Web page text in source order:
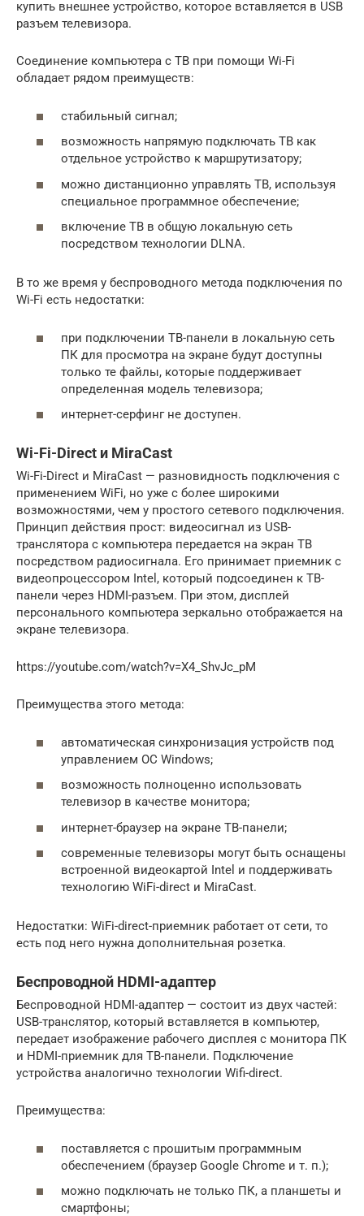
купить внешнее устройство, которое вставляется в USB
разъем телевизора.
Соединение компьютера с ТВ при помощи Wi-Fi
обладает рядом преимуществ:
стабильный сигнал;
возможность напрямую подключать ТВ как
отдельное устройство к маршрутизатору;
можно дистанционно управлять ТВ, используя
специальное программное обеспечение;
включение ТВ в общую локальную сеть
посредством технологии DLNA.
В то же время у беспроводного метода подключения по
Wi-Fi есть недостатки:
при подключении ТВ-панели в локальную сеть
ПК для просмотра на экране будут доступны
только те файлы, которые поддерживает
определенная модель телевизора;
интернет-серфинг не доступен.
Wi-Fi-Direct и MiraCast
Wi-Fi-Direct и MiraCast — разновидность подключения с
применением WiFi, но уже с более широкими
возможностями, чем у простого сетевого подключения.
Принцип действия прост: видеосигнал из USB-
транслятора с компьютера передается на экран ТВ
посредством радиосигнала. Его принимает приемник с
видеопроцессором Intel, который подсоединен к ТВ-
панели через HDMI-разъем. При этом, дисплей
персонального компьютера зеркально отображается на
экране телевизора.
https://youtube.com/watch?v=X4_ShvJc_pM
Преимущества этого метода:
автоматическая синхронизация устройств под
управлением ОС Windows;
возможность полноценно использовать
телевизор в качестве монитора;
интернет-браузер на экране ТВ-панели;
современные телевизоры могут быть оснащены
встроенной видеокартой Intel и поддерживать
технологию WiFi-direct и MiraCast.
Недостатки: WiFi-direct-приемник работает от сети, то
есть под него нужна дополнительная розетка.
Беспроводной HDMI-адаптер
Беспроводной HDMI-адаптер — состоит из двух частей:
USB-транслятор, который вставляется в компьютер,
передает изображение рабочего дисплея с монитора ПК
и HDMI-приемник для ТВ-панели. Подключение
устройства аналогично технологии Wifi-direct.
Преимущества:
поставляется с прошитым программным
обеспечением (браузер Google Chrome и т. п.);
можно подключать не только ПК, а планшеты и
смартфоны;